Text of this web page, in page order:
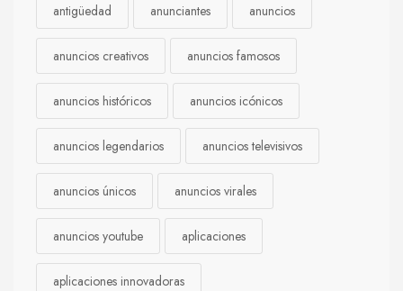
antigüedad anunciantes anuncios
anuncios creativos anuncios famosos
anuncios históricos anuncios icónicos
anuncios legendarios anuncios televisivos
anuncios únicos anuncios virales
anuncios youtube aplicaciones
aplicaciones innovadoras